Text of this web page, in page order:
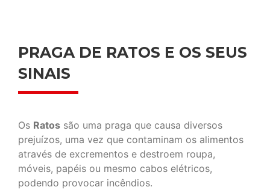
PRAGA DE RATOS E OS SEUS
SINAIS
Os Ratos são uma praga que causa diversos
prejuízos, uma vez que contaminam os alimentos
através de excrementos e destroem roupa,
móveis, papéis ou mesmo cabos elétricos,
podendo provocar incêndios.